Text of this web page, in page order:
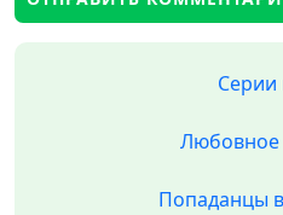
Серии
Любовное
Попаданцы